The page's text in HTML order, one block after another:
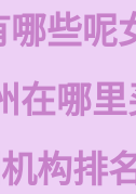
哪些呢
在哪
构排